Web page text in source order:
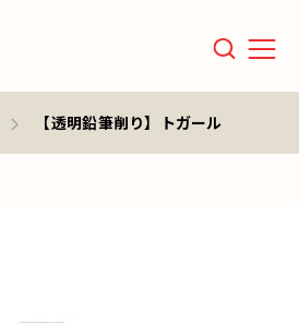
Menu
【透明鉛筆削り】トガール